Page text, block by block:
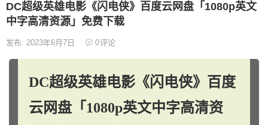
DC超级英雄电影《闪电侠》百度云网盘「1080p英文
中字高清资源」免费下载
发布: 2023年6月7日 0评论
DC超级英雄电影《闪电侠》百度
云网盘「1080p英文中字高清资